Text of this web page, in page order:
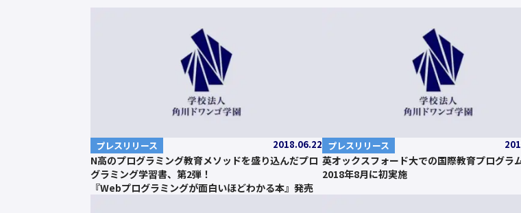
プレスリリース 2018.06.22
N高のプログラミング教育メソッドを盛り込んだプロ
グラミング学習書、第2弾！
『Webプログラミングが面白いほどわかる本』発売
プレスリリース
英オックスフォード大での国際教育プログラ
2018年8月に初実施